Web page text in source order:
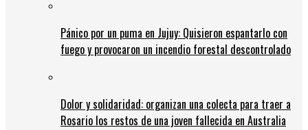
Pánico por un puma en Jujuy: Quisieron espantarlo con
fuego y provocaron un incendio forestal descontrolado
Dolor y solidaridad: organizan una colecta para traer a
Rosario los restos de una joven fallecida en Australia